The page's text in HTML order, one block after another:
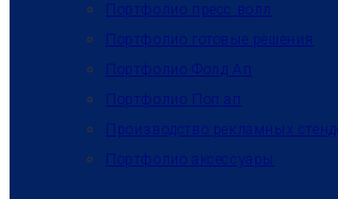
Портфолио пресс волл
Портфолио готовые решения
Портфолио Фолд Ап
Портфолио Поп ап
Производство рекламных
Портфолио аксессуары